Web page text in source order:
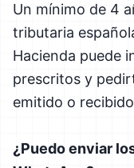
Un mínimo de 4
tributaria
Hacienda puede
prescritos y
emitido o
¿Puedo enviar